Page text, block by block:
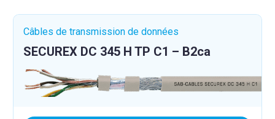
Câbles de transmission de données
SECUREX DC 345 H TP C1 – B2ca